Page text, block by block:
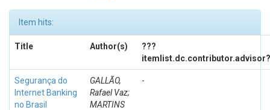
Item hits:
Title Author(s)
???
Segurança do
Internet Banking
no Brasil
GALLÃO,
Rafael Vaz;
MARTINS
-